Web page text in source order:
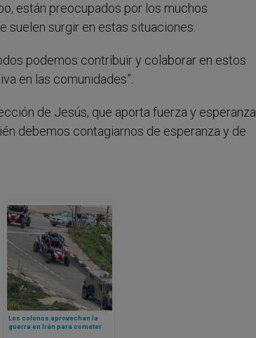
están preocupados por los muchos
suelen surgir en estas situaciones.
podemos contribuir y colaborar en estos
en las comunidades”.
de Jesús, que aporta fuerza y esperanza
debemos contagiarnos de esperanza y de
Los colonos aprovechan la
guerra en Irán para cometer